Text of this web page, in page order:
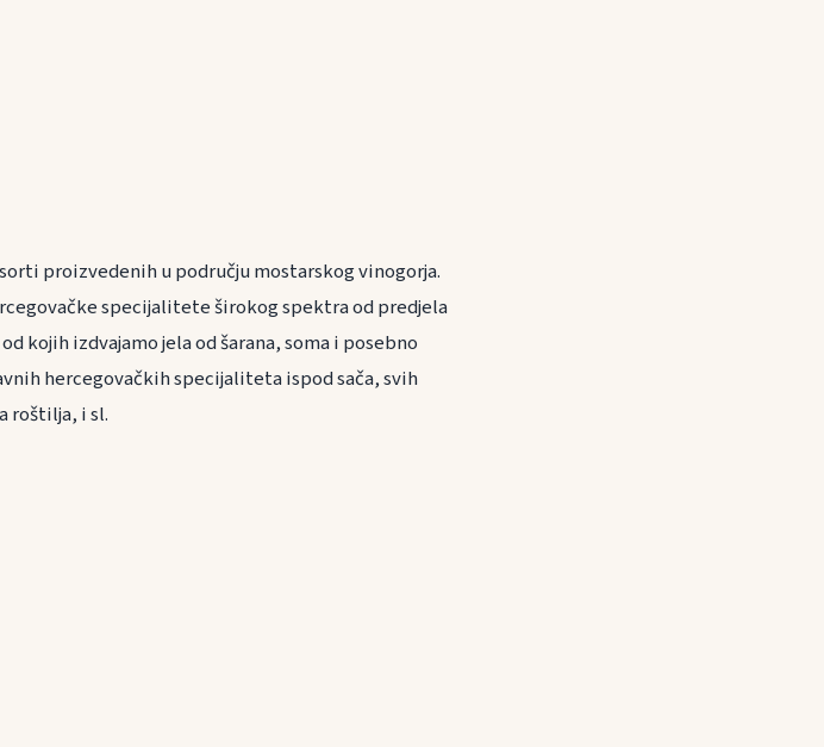
proizvedenih u području mostarskog vinogorja.
specijalitete širokog spektra od predjela
kojih izdvajamo jela od šarana, soma i posebno
hercegovačkih specijaliteta ispod sača, svih
roštilja, i sl.